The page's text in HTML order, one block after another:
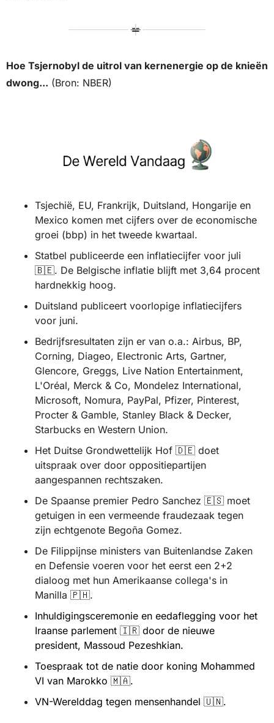
Hoe Tsjernobyl de uitrol van kernenergie op de knieën
dwong... (Bron: NBER)
Tsjechië, EU, Frankrijk, Duitsland, Hongarije en
Mexico komen met cijfers over de economische
groei (bbp) in het tweede kwartaal.
🇧🇪. De Belgische inflatie blijft met 3,64 procent
hardnekkig hoog.
Duitsland publiceert voorlopige inflatiecijfers
voor juni.
Bedrijfsresultaten zijn er van o.a.: Airbus, BP,
Corning, Diageo, Electronic Arts, Gartner,
Glencore, Greggs, Live Nation Entertainment,
L'Oréal, Merck & Co, Mondelez International,
Microsoft, Nomura, PayPal, Pfizer, Pinterest,
Procter & Gamble, Stanley Black & Decker,
Starbucks en Western Union.
Het Duitse Grondwettelijk Hof 🇩🇪 doet
uitspraak over door oppositiepartijen
aangespannen rechtszaken.
De Spaanse premier Pedro Sanchez 🇪🇸 moet
getuigen in een vermeende fraudezaak tegen
zijn echtgenote Begoña Gomez.
De Filippijnse ministers van Buitenlandse Zaken
en Defensie voeren voor het eerst een 2+2
dialoog met hun Amerikaanse collega's in
Manilla 🇵🇭.
Inhuldigingsceremonie en eedaflegging voor het
Iraanse parlement 🇮🇷 door de nieuwe
president, Massoud Pezeshkian.
Toespraak tot de natie door koning Mohammed
VI van Marokko 🇲🇦.
VN-Werelddag tegen mensenhandel 🇺🇳.